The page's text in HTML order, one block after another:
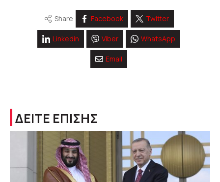
Share Facebook Twitter
Linkedin Viber WhatsApp
Email
ΔΕΙΤΕ ΕΠΙΣΗΣ